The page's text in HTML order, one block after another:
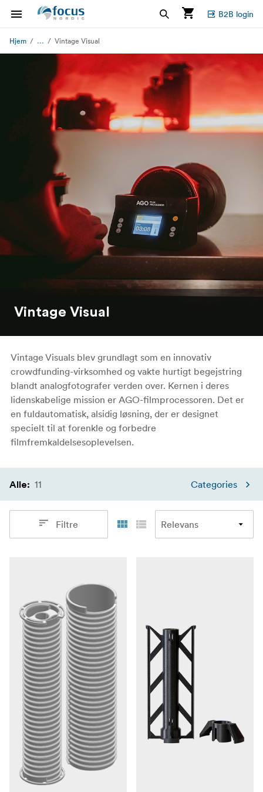
B2B login
Hjem ... Vintage Visual
Vintage Visual
Vintage Visuals blev grundlagt som en innovativ
crowdfunding-virksomhed og vakte hurtigt begejstring
blandt analogfotografer verden over. Kernen i deres
lidenskabelige mission er AGO-filmprocessoren. Det er
en fuldautomatisk, alsidig løsning, der er designet
specielt til at forenkle og forbedre
filmfremkaldelsesoplevelsen.
Alle: 11 Categories
Filtre